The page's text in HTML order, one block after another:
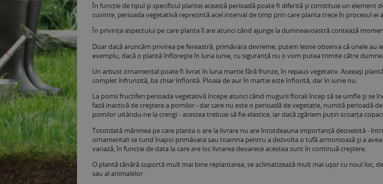
În funcție de tipul și specificul plantei această perioadă poate fi diferită și constituie un element
cuvinte, perioada vegetativă reprezintă acel interval de timp prin care planta trece în procesul ei
În privința aspectului pe care planta îl are atunci când ajunge la dumneavoastră contează
Doar dacă aruncăm privirea pe fereastră, primăvara devreme, putem lesne observa că unele
exemplu, dacă o plantă înflorește în luna iunie, cu siguranță nu o vom putea trimite către
Un arbust ornamental poate fi livrat în luna martie fără frunze, în repaus vegetativ. Aceeași
complet înfrunzită, ba chiar înflorită. Ploaia de aur în martie este înflorită, dar în iunie nu.
La pomii fructiferi perioada vegetativă începe atunci când mugurii florali încep să se umfle și se
fază inactivă de creștere a pomilor - dar care nu este o perioadă de vegetație, numită perioadă
pomilor uitându-ne la crengi - acestea trebuie să fie elastice, iar dacă zgâriem puțin scoarța
Tototdată mărimea pe care planta o are la livrare nu are întotdeauna importanță deosebită -
ornamentali se tund înapoi primăvara sau toamna pentru a dezvolta o tufă armonioasă și a
variază, în funcție de data la care are loc livrarea deoarece acestea sunt în continuă creștere.
O plantă tânără suportă mult mai bine replantarea, se aclimatizează mult mai ușor cu noul loc,
sau al animalelor.